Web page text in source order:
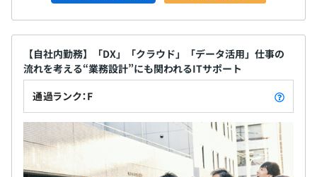
【自社内勤務】「DX」「クラウド」「データ活用」仕事の
流れを考える“業務設計”にも関われるITサポート
通過ランク：F